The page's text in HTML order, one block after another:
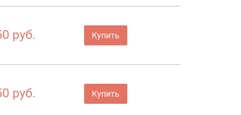
руб. Купить
руб. Купить